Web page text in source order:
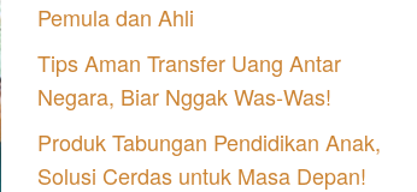
Pemula dan Ahli
Tips Aman Transfer Uang Antar
Negara, Biar Nggak Was-Was!
Produk Tabungan Pendidikan Anak,
Solusi Cerdas untuk Masa Depan!